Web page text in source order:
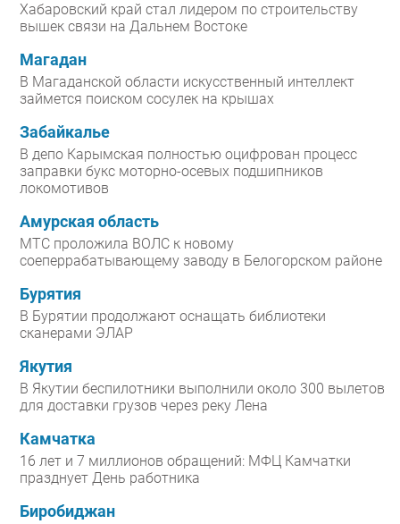
Хабаровский край стал лидером по строительству
вышек связи на Дальнем Востоке
Магадан
В Магаданской области искусственный интеллект
займется поиском сосулек на крышах
Забайкалье
В депо Карымская полностью оцифрован процесс
заправки букс моторно-осевых подшипников
локомотивов
Амурская область
МТС проложила ВОЛС к новому
соеперрабатывающему заводу в Белогорском районе
Бурятия
В Бурятии продолжают оснащать библиотеки
сканерами ЭЛАР
Якутия
В Якутии беспилотники выполнили около 300 вылетов
для доставки грузов через реку Лена
Камчатка
16 лет и 7 миллионов обращений: МФЦ Камчатки
празднует День работника
Биробиджан